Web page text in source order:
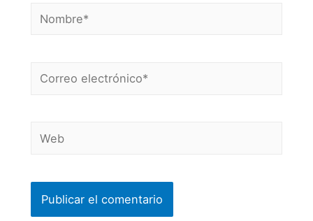
Nombre*
Correo
Web